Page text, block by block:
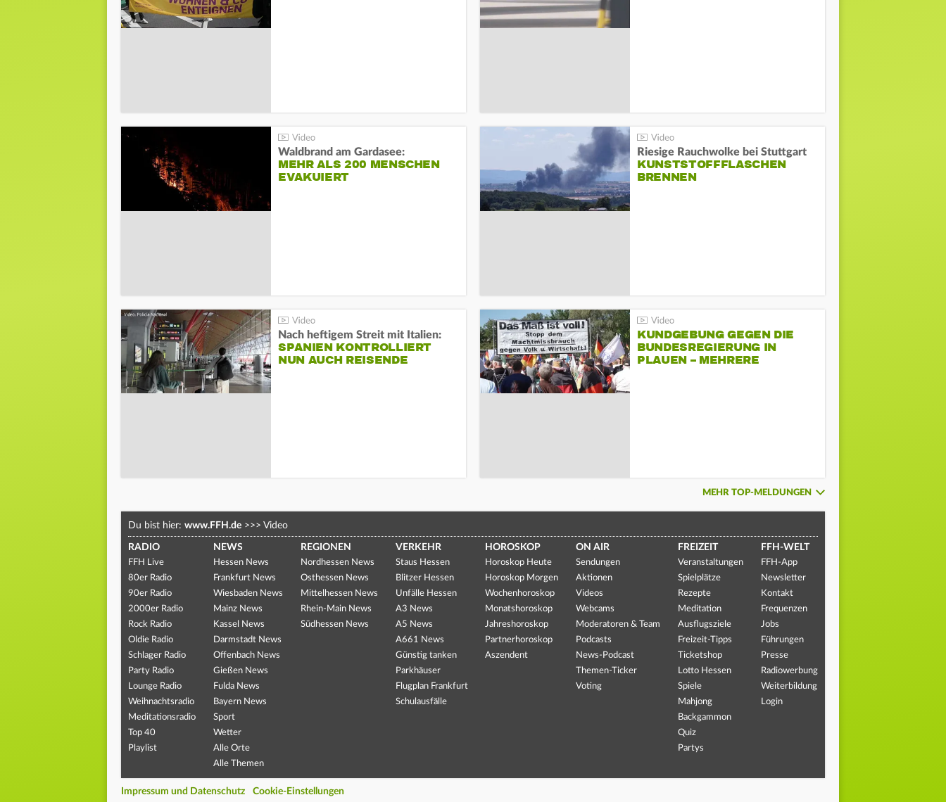
Waldbrand am Gardasee:
MEHR ALS 200 MENSCHEN
EVAKUIERT
Riesige Rauchwolke bei Stuttgart
KUNSTSTOFFFLASCHEN
BRENNEN
Nach heftigem Streit mit Italien:
SPANIEN KONTROLLIERT
NUN AUCH REISENDE
KUNDGEBUNG GEGEN DIE
BUNDESREGIERUNG IN
PLAUEN – MEHRERE
MEHR TOP-MELDUNGEN
Du bist hier: www.FFH.de >>> Video
RADIO
FFH Live
80er Radio
90er Radio
2000er Radio
Rock Radio
Oldie Radio
Schlager Radio
Party Radio
Lounge Radio
Weihnachtsradio
Meditationsradio
Top 40
Playlist
NEWS
Hessen News
Frankfurt News
Wiesbaden News
Mainz News
Kassel News
Darmstadt News
Offenbach News
Gießen News
Fulda News
Bayern News
Sport
Wetter
Alle Orte
Alle Themen
REGIONEN
Nordhessen News
Osthessen News
Mittelhessen News
Rhein-Main News
Südhessen News
VERKEHR
Staus Hessen
Blitzer Hessen
Unfälle Hessen
A3 News
A5 News
A661 News
Günstig tanken
Parkhäuser
Flugplan Frankfurt
Schulausfälle
HOROSKOP
Horoskop Heute
Horoskop Morgen
Wochenhoroskop
Monatshoroskop
Jahreshoroskop
Partnerhoroskop
Aszendent
ON AIR
Sendungen
Aktionen
Videos
Webcams
Moderatoren & Team
Podcasts
News-Podcast
Themen-Ticker
Voting
FREIZEIT
Veranstaltungen
Spielplätze
Rezepte
Meditation
Ausflugsziele
Freizeit-Tipps
Ticketshop
Lotto Hessen
Spiele
Mahjong
Backgammon
Quiz
Partys
FFH-WELT
FFH-App
Newsletter
Kontakt
Frequenzen
Jobs
Führungen
Presse
Radiowerbung
Weiterbildung
Login
Impressum und Datenschutz Cookie-Einstellungen